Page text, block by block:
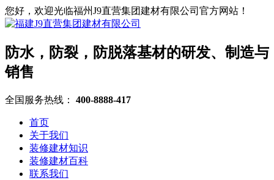
您好，欢迎光临福州J9直营集团建材有限公司官方网站！
防水，防裂，防脱落基材的研发、制造与
销售
全国服务热线： 400-8888-417
首页
关于我们
装修建材知识
装修建材百科
联系我们